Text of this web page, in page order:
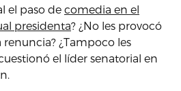
el paso de comedia en el
presidenta? ¿No les provocó
renuncia? ¿Tampoco les
el líder senatorial en